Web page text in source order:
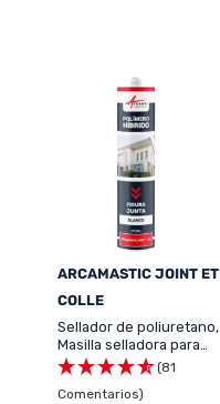
ARCAMASTIC JOINT ET
COLLE
Sellador de poliuretano,
Masilla selladora para
fisuras y juntas -
ARCASEALANT - 46
(81
Comentarios)